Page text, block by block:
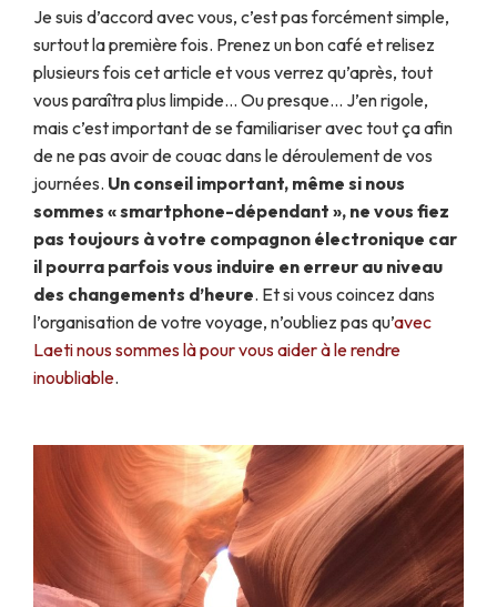
Je suis d’accord avec vous, c’est pas forcément simple,
surtout la première fois. Prenez un bon café et relisez
plusieurs fois cet article et vous verrez qu’après, tout
vous paraîtra plus limpide… Ou presque… J’en rigole,
mais c’est important de se familiariser avec tout ça afin
de ne pas avoir de couac dans le déroulement de vos
journées. Un conseil important, même si nous
sommes « smartphone-dépendant », ne vous fiez
pas toujours à votre compagnon électronique car
il pourra parfois vous induire en erreur au niveau
des changements d’heure. Et si vous coincez dans
l’organisation de votre voyage, n’oubliez pas qu’avec
Laeti nous sommes là pour vous aider à le rendre
inoubliable.